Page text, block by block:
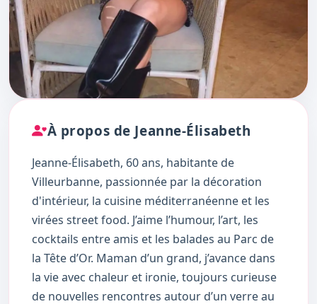
À propos de Jeanne-Élisabeth
Jeanne-Élisabeth, 60 ans, habitante de
Villeurbanne, passionnée par la décoration
d'intérieur, la cuisine méditerranéenne et les
virées street food. J’aime l’humour, l’art, les
cocktails entre amis et les balades au Parc de
la Tête d’Or. Maman d’un grand, j’avance dans
la vie avec chaleur et ironie, toujours curieuse
de nouvelles rencontres autour d’un verre au